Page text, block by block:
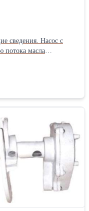
потока масла
400 мм2/с в
при
окружающей
в насос, должно быть
0,025 мм. Насосы
вращения вала (по
привода).